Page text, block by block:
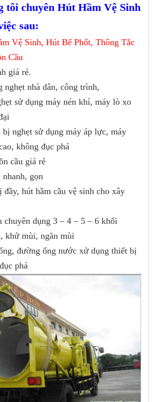
tôi chuyên Hút Hầm Vệ Sinh
sau:
Vệ Sinh, Hút Bể Phốt, Thông Tắc
Cầu
giá rẻ.
nghẹt nhà dân, công trình,
sử dụng máy nén khí, máy lò xo
bị nghẹt sử dụng máy áp lực, máy
không đục phá
cầu giá rẻ
gọn
đầy, hút hầm cầu vệ sinh cho xây
chuyên dụng 3 – 4 – 5 – 6 khối
khử mùi, ngăn mùi
đường ống nước xử dụng thiết bị
phá